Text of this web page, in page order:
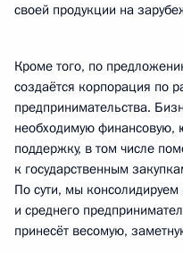
своей продукции на
Кроме того, по
создаётся корпорация по
предпринимательства.
необходимую финансовую,
поддержку, в том числе
к государственным
По сути, мы
и среднего
принесёт весомую,